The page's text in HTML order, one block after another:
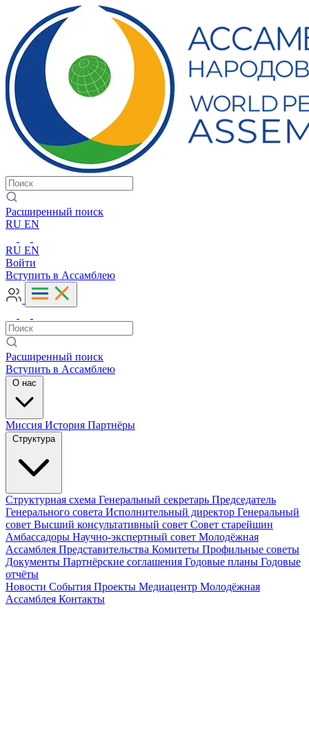
Расширенный поиск
RU EN
RU EN
Войти
Вступить в Ассамблею
Расширенный поиск
Вступить в Ассамблею
О нас
Миссия История Партнёры
Структура
Структурная схема Генеральный секретарь Председатель
Генерального совета Исполнительный директор Генеральный
совет Высший консультативный совет Совет старейшин
Амбассадоры Научно-экспертный совет Молодёжная
Ассамблея Представительства Комитеты Профильные советы
Документы Партнёрские соглашения Годовые планы Годовые
отчёты
Новости События Проекты Медиацентр Молодёжная
Ассамблея Контакты